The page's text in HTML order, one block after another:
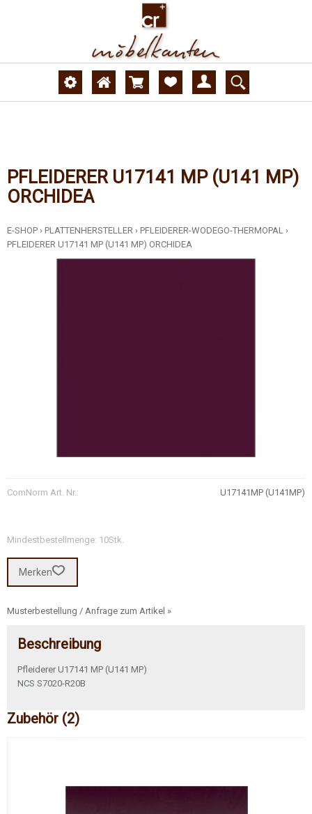
PFLEIDERER U17141 MP (U141 MP)
ORCHIDEA
E-SHOP › PLATTENHERSTELLER › PFLEIDERER-WODEGO-THERMOPAL ›
PFLEIDERER U17141 MP (U141 MP) ORCHIDEA
Zubehör (2)
ComNorm Art. Nr.: U17141MP (U141MP)
Mindestbestellmenge: 10Stk.
Merken
Musterbestellung / Anfrage zum Artikel »
Beschreibung
Pfleiderer U17141 MP (U141 MP)
NCS S7020-R20B